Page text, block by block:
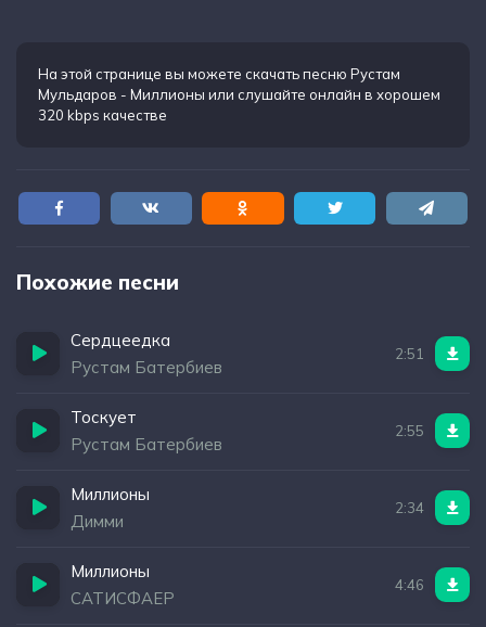
На этой странице вы можете скачать песню Рустам
Мульдаров - Миллионы или слушайте онлайн в хорошем
320 kbps качестве
Похожие песни
Сердцеедка
Рустам Батербиев
2:51
Тоскует
Рустам Батербиев
2:55
Миллионы
Димми
2:34
Миллионы
САТИСФАЕР
4:46